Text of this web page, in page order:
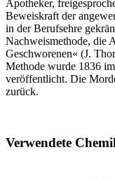
Apotheker,
Beweiskraft der
in der Berufsehre
Nachweismethode, die
Geschworenen« (J.
Methode wurde 1836
veröffentlicht. Die
zurück.
Verwendete